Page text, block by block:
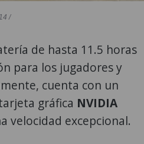
/
de hasta 11.5 horas
para los jugadores y
cuenta con un
gráfica NVIDIA
velocidad excepcional.